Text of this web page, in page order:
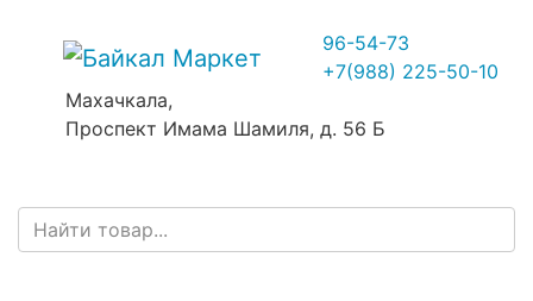
96-54-73
+7(988) 225-50-10
Махачкала,
Проспект Имама Шамиля, д. 56 Б